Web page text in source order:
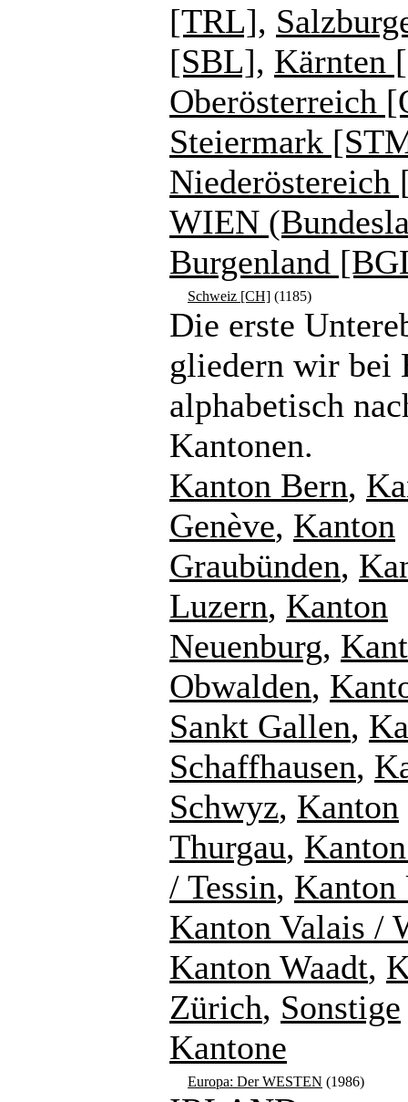
[TRL],
[SBL], Kärnten
Oberösterreich
Steiermark
Niederöstereich
WIEN
Burgenland
Schweiz [CH] (1185)
Die erste
gliedern wir bei
alphabetisch
Kantonen.
Kanton Bern,
Genève, Kanton
Graubünden,
Luzern, Kanton
Neuenburg,
Obwalden,
Sankt Gallen,
Schaffhausen,
Schwyz, Kanton
Thurgau,
/ Tessin,
Kanton Valais /
Kanton Waadt,
Zürich, Sonstige
Kantone
Europa: Der WESTEN (1986)